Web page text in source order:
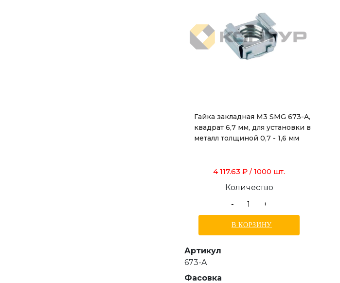
Гайка закладная М3 SMG 673-A,
квадрат 6,7 мм, для установки в
металл толщиной 0,7 - 1,6 мм
4 117.63 ₽ / 1000 шт.
Количество
-
+
В КОРЗИНУ
Артикул
673-A
Фасовка